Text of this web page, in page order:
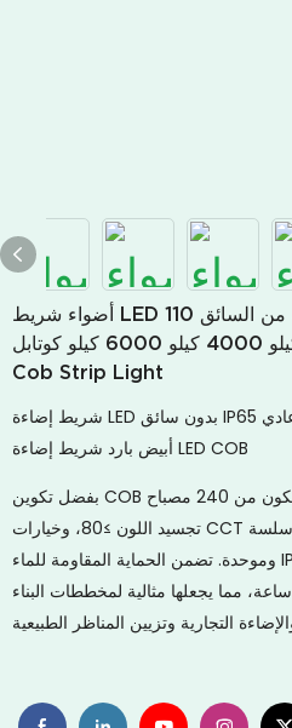
أضواء شريط LED 110 فولت / 220 فولت خالية من السائق
3000 كيلو 4000 كيلو 6000 كيلو كوتابل IP65 Ce Rohs
Cob Strip Light
شريط إضاءة LED بدون سائق IP65 مقاوم للماء أبيض دافئ أبيض عادي
أبيض بارد شريط إضاءة LED COB
بفضل تكوين COB عالي الكثافة المكون من 240 مصباح LED/م، ومؤشر
تجسيد اللون ≥80، وخيارات CCT المتعددة، فإنه يوفر إضاءة سلسة
وموحدة. تضمن الحماية المقاومة للماء IP65 تشغيلًا مستقرًا في البيئات
الخارجية لأكثر من 50000 ساعة، مما يجعلها مثالية لمخططات البناء